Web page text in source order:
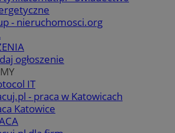
- nieruchomosci.org
ogłoszenie
IT
- praca w Katowicach
Katowice